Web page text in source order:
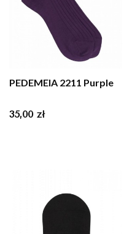
PEDEMEIA 2211 Purple
Cena
35,00 zł